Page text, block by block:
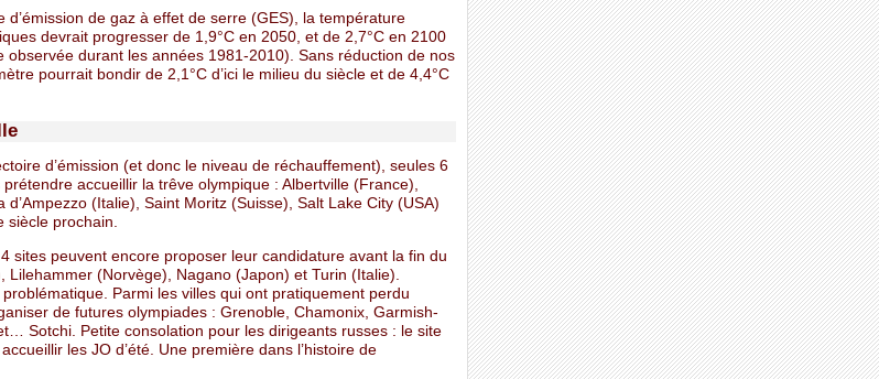
d’émission de gaz à effet de serre (GES), la température
devrait progresser de 1,9°C en 2050, et de 2,7°C en 2100
observée durant les années 1981-2010). Sans réduction de nos
pourrait bondir de 2,1°C d’ici le milieu du siècle et de 4,4°C
d’émission (et donc le niveau de réchauffement), seules 6
accueillir la trêve olympique : Albertville (France),
(Italie), Saint Moritz (Suisse), Salt Lake City (USA)
siècle prochain.
sites peuvent encore proposer leur candidature avant la fin du
Lilehammer (Norvège), Nagano (Japon) et Turin (Italie).
Parmi les villes qui ont pratiquement perdu
de futures olympiades : Grenoble, Chamonix, Garmish-
Sotchi. Petite consolation pour les dirigeants russes : le site
les JO d’été. Une première dans l’histoire de